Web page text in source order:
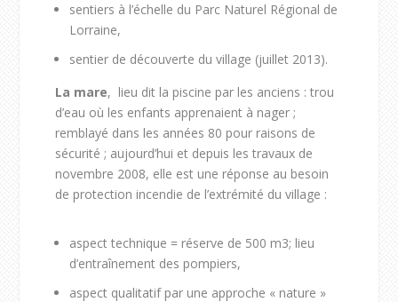
sentiers à l’échelle du Parc Naturel Régional de
Lorraine,
sentier de découverte du village (juillet 2013).
La mare, lieu dit la piscine par les anciens : trou
d’eau où les enfants apprenaient à nager ;
remblayé dans les années 80 pour raisons de
sécurité ; aujourd’hui et depuis les travaux de
novembre 2008, elle est une réponse au besoin
de protection incendie de l’extrémité du village :
aspect technique = réserve de 500 m3; lieu
d’entraînement des pompiers,
aspect qualitatif par une approche « nature »